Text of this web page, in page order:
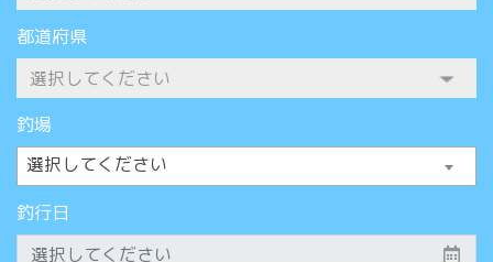
都道府県
釣場
選択してください
釣行日